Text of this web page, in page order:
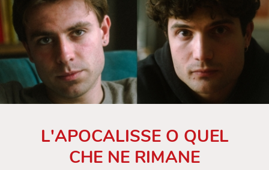
L'APOCALISSE O QUEL
CHE NE RIMANE